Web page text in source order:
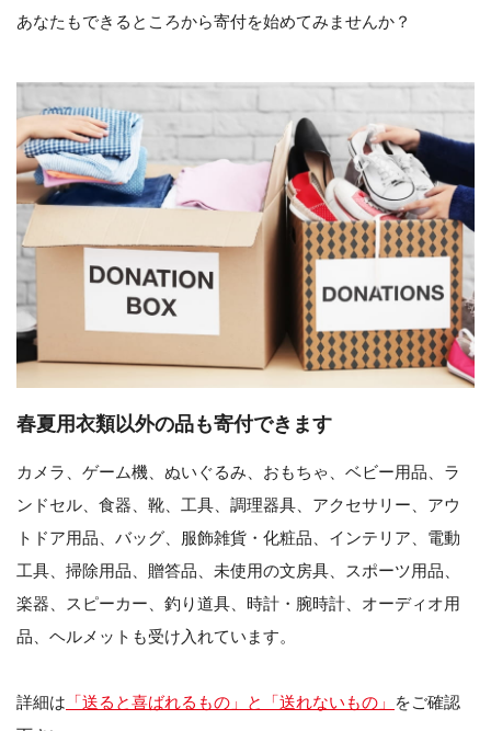
あなたもできるところから寄付を始めてみませんか？
春夏用衣類以外の品も寄付できます
カメラ、ゲーム機、ぬいぐるみ、おもちゃ、ベビー用品、ラ
ンドセル、食器、靴、工具、調理器具、アクセサリー、アウ
トドア用品、バッグ、服飾雑貨・化粧品、インテリア、電動
工具、掃除用品、贈答品、未使用の文房具、スポーツ用品、
楽器、スピーカー、釣り道具、時計・腕時計、オーディオ用
品、ヘルメットも受け入れています。
詳細は 「送ると喜ばれるもの」と「送れないもの」
をご確認